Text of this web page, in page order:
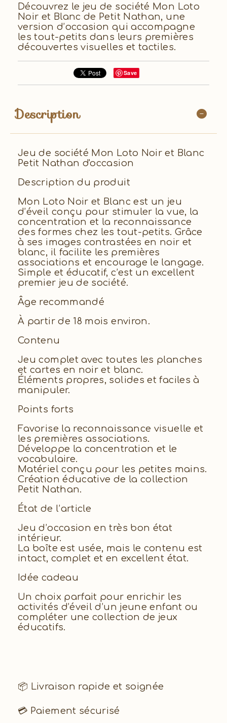
Découvrez le jeu de société Mon Loto
Noir et Blanc de Petit Nathan, une
version d’occasion qui accompagne
les tout-petits dans leurs premières
découvertes visuelles et tactiles.
Save
Description
Jeu de société Mon Loto Noir et Blanc
Petit Nathan d'occasion
Description du produit
Mon Loto Noir et Blanc est un jeu
d’éveil conçu pour stimuler la vue, la
concentration et la reconnaissance
des formes chez les tout-petits. Grâce
à ses images contrastées en noir et
blanc, il facilite les premières
associations et encourage le langage.
Simple et éducatif, c’est un excellent
premier jeu de société.
Âge recommandé
À partir de 18 mois environ.
Contenu
Jeu complet avec toutes les planches
et cartes en noir et blanc.
Éléments propres, solides et faciles à
manipuler.
Points forts
Favorise la reconnaissance visuelle et
les premières associations.
Développe la concentration et le
vocabulaire.
Matériel conçu pour les petites mains.
Création éducative de la collection
Petit Nathan.
État de l’article
Jeu d’occasion en très bon état
intérieur.
La boîte est usée, mais le contenu est
intact, complet et en excellent état.
Idée cadeau
Un choix parfait pour enrichir les
activités d’éveil d’un jeune enfant ou
compléter une collection de jeux
éducatifs.
📦 Livraison rapide et soignée
💳 Paiement sécurisé